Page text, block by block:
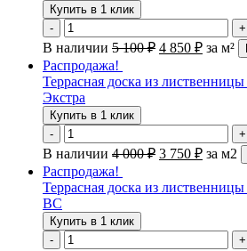
Купить в 1 клик
-
+
В наличии 5 100₽ 4 850 ₽ за м²
Распродажа!
Террасная доска из
Экстра
Купить в 1 клик
-
+
В наличии 4 000₽ 3 750 ₽ за м2
Распродажа!
Террасная доска из
ВС
Купить в 1 клик
-
+